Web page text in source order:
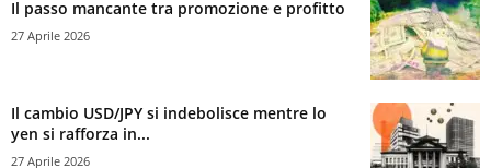
Il passo mancante tra promozione e profitto
27 Aprile 2026
Il cambio USD/JPY si indebolisce mentre lo
yen si rafforza in...
27 Aprile 2026